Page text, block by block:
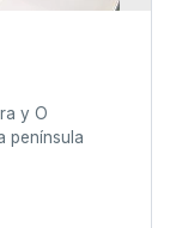
y O
península